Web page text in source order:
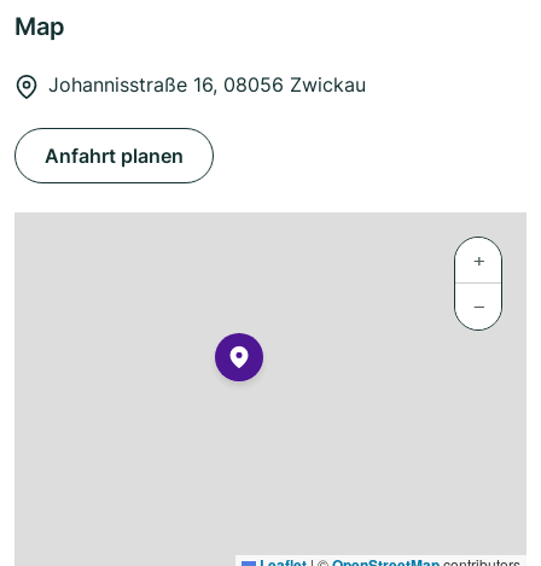
Map
Johannisstraße 16, 08056 Zwickau
Anfahrt planen
+
−